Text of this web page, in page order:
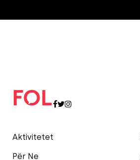
Aktivitetet
Për Ne